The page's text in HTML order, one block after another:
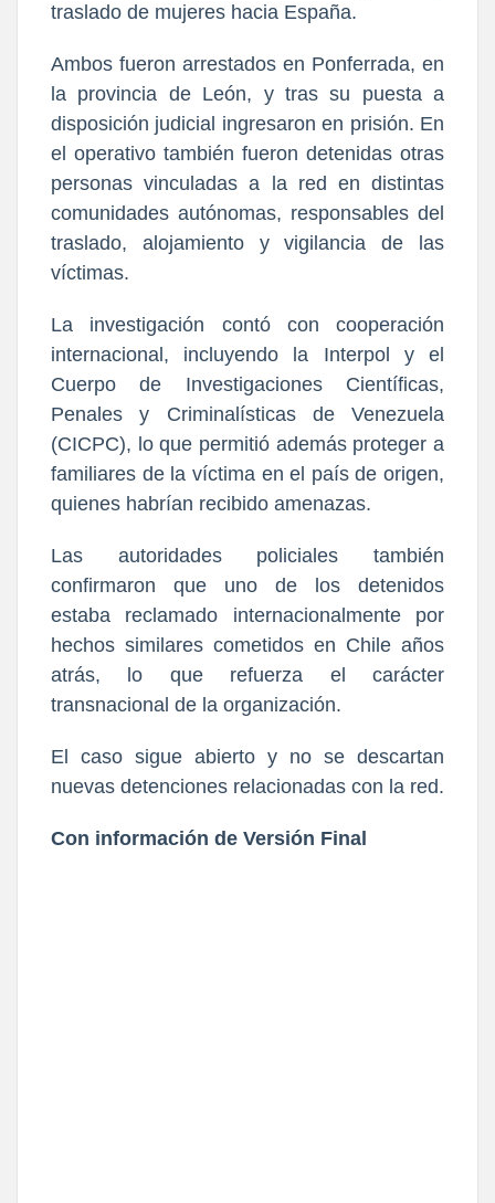
traslado de mujeres hacia España.
Ambos fueron arrestados en Ponferrada, en
la provincia de León, y tras su puesta a
disposición judicial ingresaron en prisión. En
el operativo también fueron detenidas otras
personas vinculadas a la red en distintas
comunidades autónomas, responsables del
traslado, alojamiento y vigilancia de las
víctimas.
La investigación contó con cooperación
internacional, incluyendo la Interpol y el
Cuerpo de Investigaciones Científicas,
Penales y Criminalísticas de Venezuela
(CICPC), lo que permitió además proteger a
familiares de la víctima en el país de origen,
quienes habrían recibido amenazas.
Las autoridades policiales también
confirmaron que uno de los detenidos
estaba reclamado internacionalmente por
hechos similares cometidos en Chile años
atrás, lo que refuerza el carácter
transnacional de la organización.
El caso sigue abierto y no se descartan
nuevas detenciones relacionadas con la red.
Con información de Versión Final